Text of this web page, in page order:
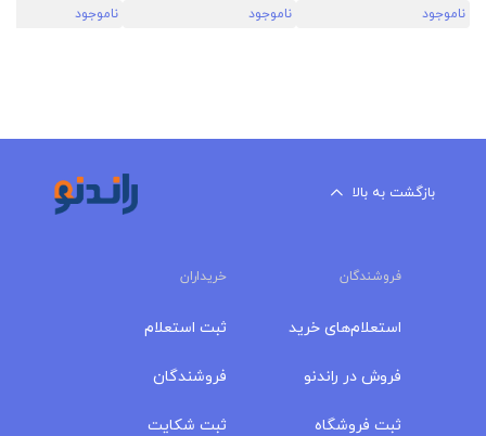
ناموجود ناموجود
ناموجود
بازگشت به بالا
فروشندگان خریداران
استعلام‌های خرید
فروش در راندنو
ثبت فروشگاه
ثبت استعلام
فروشندگان
ثبت شکایت